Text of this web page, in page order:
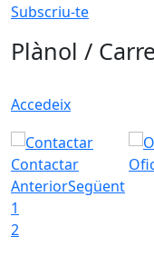
Subscriu-te
Plànol /
Accedeix
Contactar
AnteriorSegüent
1
2